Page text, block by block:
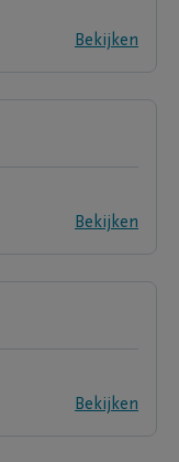
Bekijken
Bekijken
Bekijken